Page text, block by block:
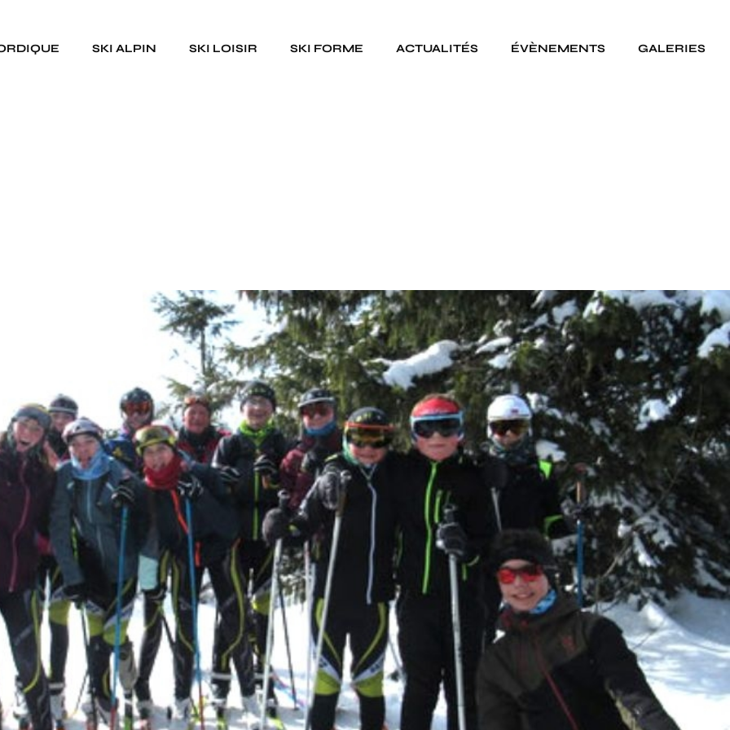
SKI ALPIN SKI LOISIR SKI FORME ACTUALITÉS ÉVÈNEMENTS GALERIES